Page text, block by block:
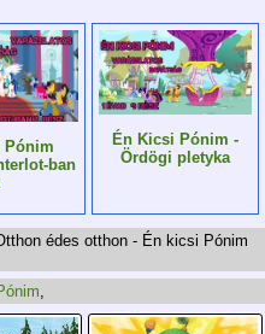
Pónim
ban
Én Kicsi Pónim -
Ördögi pletyka
édes otthon - Én kicsi Pónim
,